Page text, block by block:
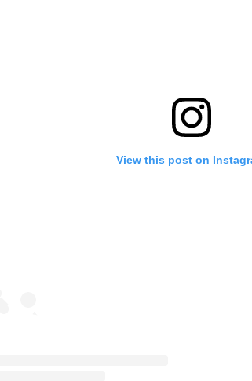
View this post on